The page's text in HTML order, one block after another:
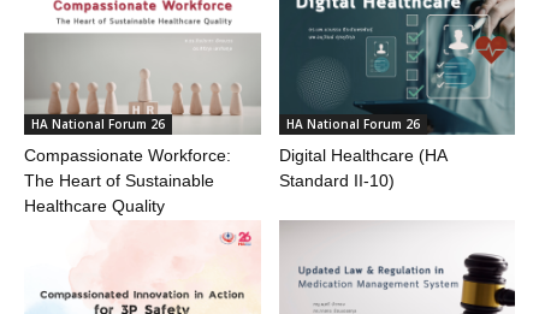
HA National Forum 26
Compassionate Workforce:
The Heart of Sustainable
Healthcare Quality
HA National Forum 26
Digital Healthcare (HA
Standard II-10)